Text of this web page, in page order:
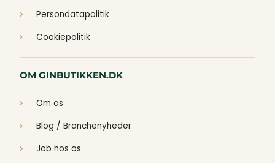
Persondatapolitik
Cookiepolitik
OM GINBUTIKKEN.DK
Om os
Blog / Branchenyheder
Job hos os